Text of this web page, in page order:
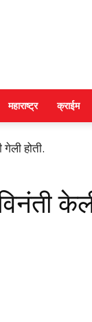
महाराष्ट्र क्राईम
होती.